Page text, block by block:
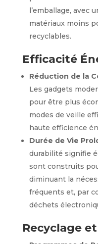
l’emballage, avec
matériaux moins
recyclables.
Efficacité
Réduction de la
Les gadgets
pour être plus
modes de veille
haute efficience
Durée de Vie
durabilité signifie
sont construits
diminuant la
fréquents et, par
déchets
Recyclage